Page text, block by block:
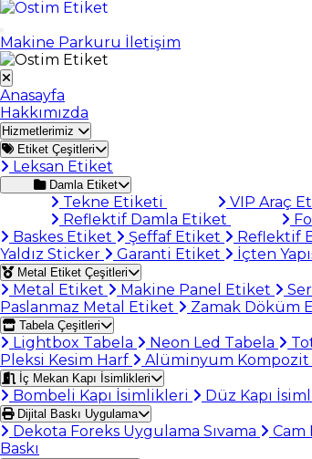
Makine Parkuru İletişim
Anasayfa
Hakkımızda
Hizmetlerimiz
Etiket Çeşitleri
Leksan Etiket
Damla Etiket
Tekne Etiketi VIP Araç
Reflektif Damla Etiket
Baskes Etiket
Şeffaf Etiket Reflektif
Yaldız Sticker
Garanti Etiket İçten
Metal Etiket Çeşitleri
Metal Etiket Makine Panel Etiket
Paslanmaz Metal Etiket
Zamak Döküm
Tabela Çeşitleri
Lightbox Tabela Neon Led Tabela
Pleksi Kesim Harf
Alüminyum Kompozit
İç Mekan Kapı İsimlikleri
Bombeli Kapı İsimlikleri Düz Kapı
Dijital Baskı Uygulama
Dekota Foreks Uygulama Sıvama Cam
Baskı